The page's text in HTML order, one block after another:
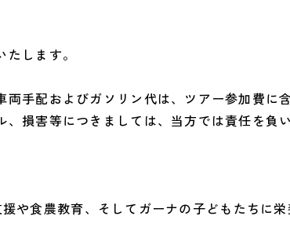
します。
手配およびガソリン代は、ツアー参加費に
損害等につきましては、当方では責任を負
や食農教育、そしてガーナの子どもたちに